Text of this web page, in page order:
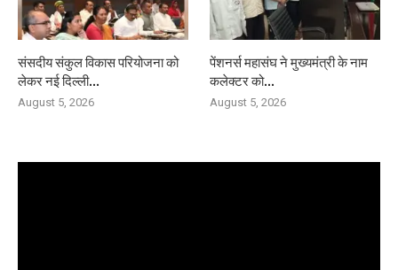
संसदीय संकुल विकास परियोजना को
लेकर नई दिल्ली...
August 5, 2026
पेंशनर्स महासंघ ने मुख्यमंत्री के नाम
कलेक्टर को...
August 5, 2026